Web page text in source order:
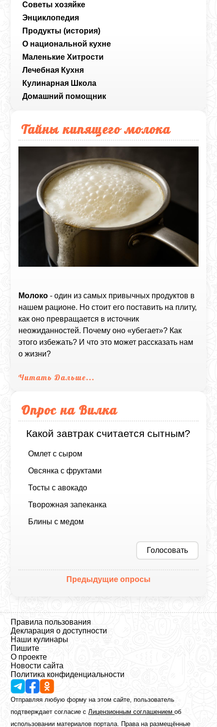
Советы хозяйке
Энциклопедия
Продукты (история)
О национальной кухне
Маленькие Хитрости
Лечебная Кухня
Кулинарная Школа
Домашний помощник
Тайны кипящего молока
Молоко - один из самых привычных продуктов в
нашем рационе. Но стоит его поставить на плиту,
как оно превращается в источник
неожиданностей. Почему оно «убегает»? Как
этого избежать? И что это может рассказать нам
о жизни?
Читать Дальше...
Опрос на Вилка
Какой завтрак считается сытным?
Омлет с сыром
Овсянка с фруктами
Тосты с авокадо
Творожная запеканка
Блины с медом
Голосовать
Предыдущие опросы
Правила пользования
Декларация о доступности
Наши кулинары
Пишите
О проекте
Новости сайта
Политика конфиденциальности
Отправляя любую форму на этом сайте, пользователь
подтверждает согласие сЛицензионным соглашениемоб
использовании материалов портала. Права на размещённые